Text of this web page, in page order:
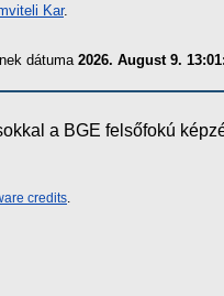
Kar.
dátuma 2026. August 9.
a BGE felsőfokú
credits